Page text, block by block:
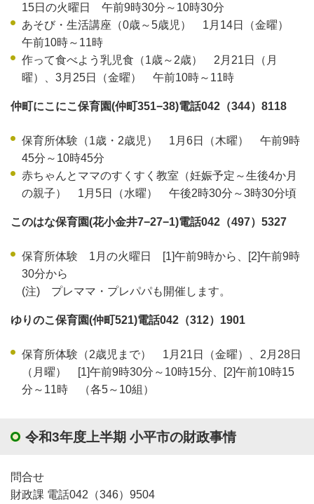
15日の火曜日 午前9時30分～10時30分
あそび・生活講座（0歳～5歳児） 1月14日（金曜）
午前10時～11時
作って食べよう乳児食（1歳～2歳） 2月21日（月
曜）、3月25日（金曜） 午前10時～11時
仲町にこにこ保育園(仲町351−38)電話042（344）8118
保育所体験（1歳・2歳児） 1月6日（木曜） 午前9時
45分～10時45分
赤ちゃんとママのすくすく教室（妊娠予定～生後4か月
の親子） 1月5日（水曜） 午後2時30分～3時30分頃
このはな保育園(花小金井7−27−1)電話042（497）5327
保育所体験 1月の火曜日 [1]午前9時から、[2]午前9時
30分から
(注) プレママ・プレパパも開催します。
ゆりのこ保育園(仲町521)電話042（312）1901
保育所体験（2歳児まで） 1月21日（金曜）、2月28日
（月曜） [1]午前9時30分～10時15分、[2]午前10時15
分～11時 （各5～10組）
令和3年度上半期 小平市の財政事情
問合せ
財政課 電話042（346）9504